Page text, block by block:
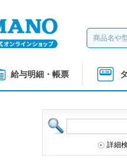
給与明細・帳票
詳細